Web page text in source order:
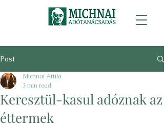
Post
Keresztül-kasul adóznak az
éttermek
Michnai Attila
3 min read